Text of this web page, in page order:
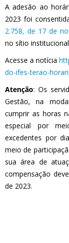
A adesão ao
2023 foi
2.758, de 17 de
no sítio
Acesse a notícia
do-ifes-terao-
Atenção: Os
Gestão, na
cumprir as horas
especial por
excedentes por
meio de
sua área de
compensação
de 2023.